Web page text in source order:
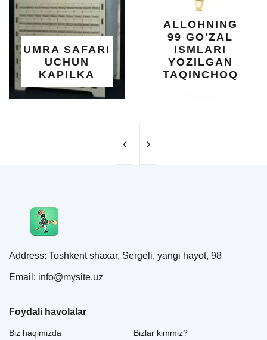
SAFARI
ALLOHNING
99 GO'ZAL
YOZILGAN
TAQINCHOQ
Address: Toshkent shaxar, Sergeli, yangi hayot, 98
Email: info@mysite.uz
Foydali havolalar
Biz haqimizda
Bizlar kimmiz?